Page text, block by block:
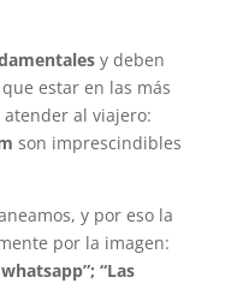
y deben
estar en las más
al viajero:
son imprescindibles
y por eso la
por la imagen:
“Las